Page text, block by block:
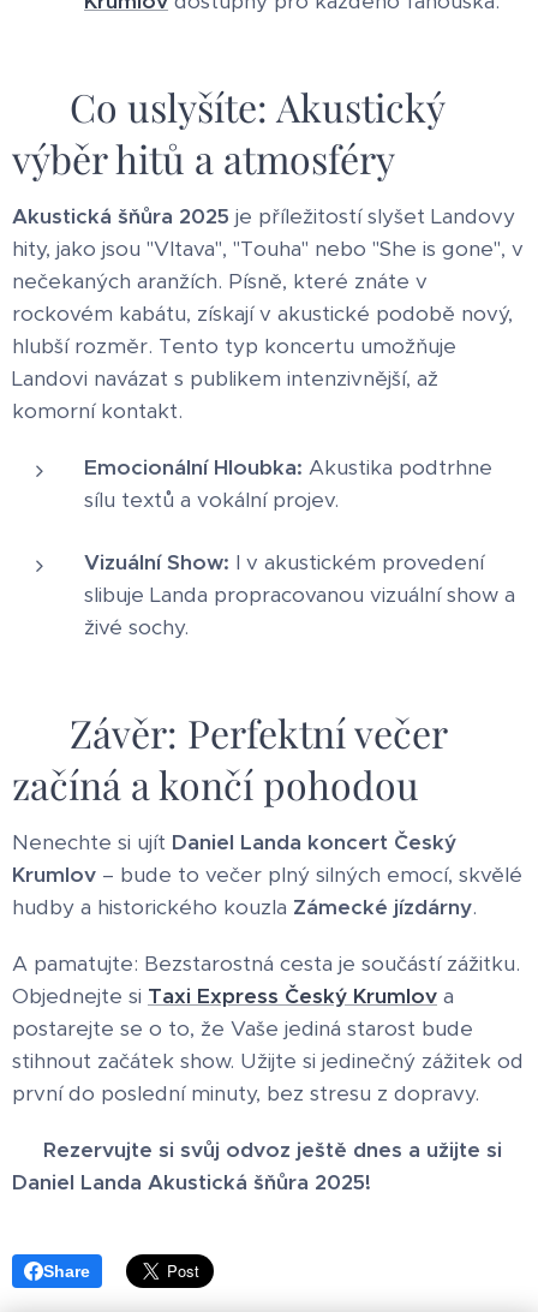
🎶 Co uslyšíte: Akustický
výběr hitů a atmosféry
Akustická šňůra 2025 je příležitostí slyšet Landovy
hity, jako jsou "Vltava", "Touha" nebo "She is gone", v
nečekaných aranžích. Písně, které znáte v
rockovém kabátu, získají v akustické podobě nový,
hlubší rozměr. Tento typ koncertu umožňuje
Landovi navázat s publikem intenzivnější, až
komorní kontakt.
Emocionální Hloubka: Akustika podtrhne
sílu textů a vokální projev.
Vizuální Show: I v akustickém provedení
slibuje Landa propracovanou vizuální show a
živé sochy.
✅ Závěr: Perfektní večer
začíná a končí pohodou
Nenechte si ujít Daniel Landa koncert Český
Krumlov – bude to večer plný silných emocí, skvělé
hudby a historického kouzla Zámecké jízdárny.
A pamatujte: Bezstarostná cesta je součástí zážitku.
Objednejte si Taxi Express Český Krumlov a
postarejte se o to, že Vaše jediná starost bude
stihnout začátek show. Užijte si jedinečný zážitek od
první do poslední minuty, bez stresu z dopravy.
📞 Rezervujte si svůj odvoz ještě dnes a užijte si
Daniel Landa Akustická šňůra 2025!
Share